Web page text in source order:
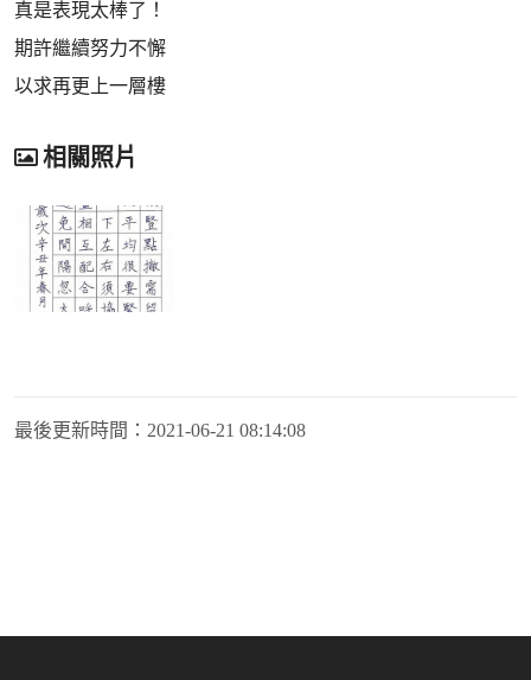
真是表現太棒了！
期許繼續努力不懈
以求再更上一層樓
相關照片
最後更新時間： 2021-06-21 08:14:08